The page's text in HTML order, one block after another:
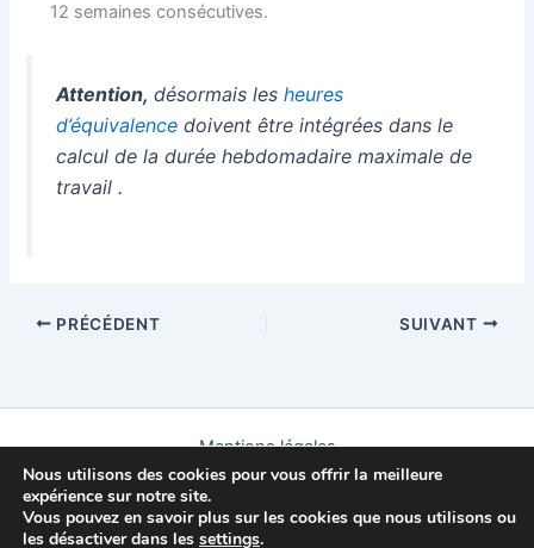
12 semaines consécutives.
Attention,désormais lesheures
d’équivalence doivent être intégrées dans le
calcul de la durée hebdomadaire maximale de
travail .
PRÉCÉDENT SUIVANT
Mentions légales
Politique de confidentialité
À propos
Nous utilisons des cookies pour vous offrir la meilleure
expérience sur notre site.
Vous pouvez en savoir plus sur les cookies que nous utilisons ou
les désactiver dans les settings.